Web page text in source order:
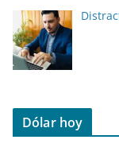
Dólar hoy